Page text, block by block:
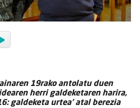
19rako antolatu duen
herri galdeketaren harira,
galdeketa urtea’ atal berezia